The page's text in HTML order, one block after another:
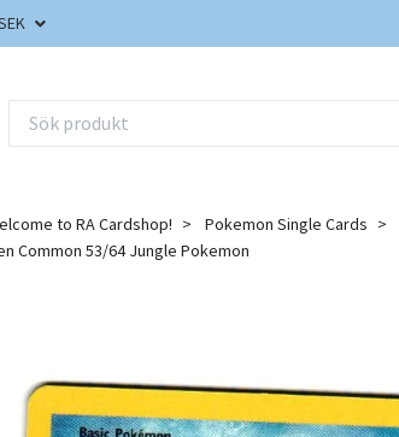
to RA Cardshop! Pokemon Single Cards
Common 53/64 Jungle Pokemon